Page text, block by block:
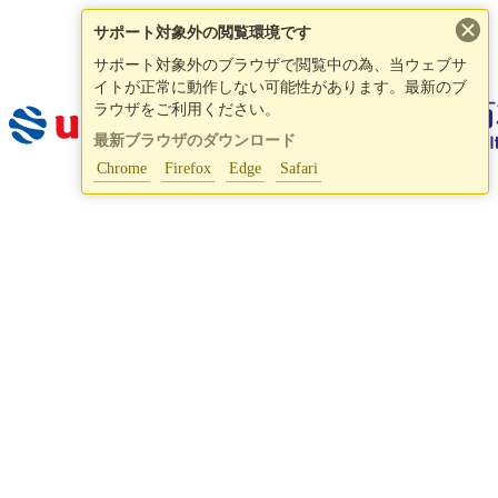
サポート対象外の閲覧環境です
サポート対象外のブラウザで閲覧中の為、当ウェブサ
イトが正常に動作しない可能性があります。最新のブ
ラウザをご利用ください。
最新ブラウザのダウンロード
Chrome
Firefox Edge Safari